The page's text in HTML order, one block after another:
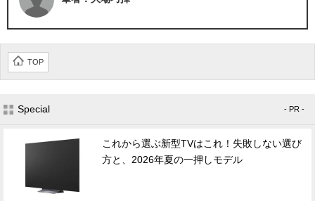
TOP
Special - PR -
これから選ぶ新型TVはこれ！失敗しない選び
方と、2026年夏の一押しモデル